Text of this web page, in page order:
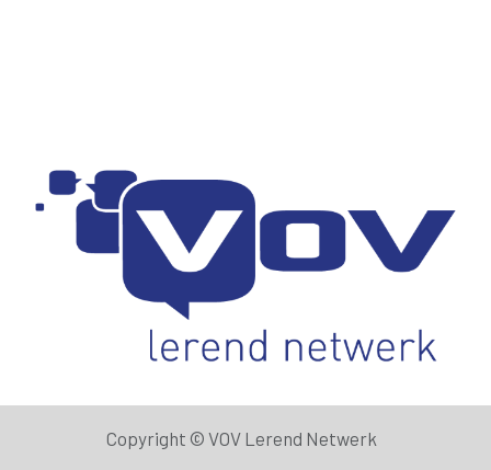
Copyright © VOV Lerend Netwerk